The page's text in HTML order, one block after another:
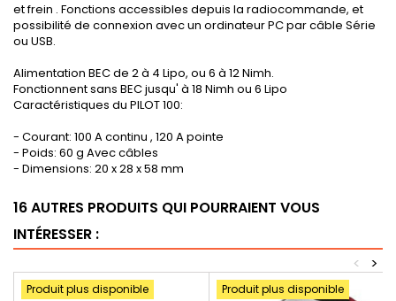
et frein . Fonctions accessibles depuis la radiocommande, et
possibilité de connexion avec un ordinateur PC par câble Série
ou USB.
Alimentation BEC de 2 à 4 Lipo, ou 6 à 12 Nimh.
Fonctionnent sans BEC jusqu' à 18 Nimh ou 6 Lipo
Caractéristiques du PILOT 100:
- Courant: 100 A continu , 120 A pointe
- Poids: 60 g Avec câbles
- Dimensions: 20 x 28 x 58 mm
16 AUTRES PRODUITS QUI POURRAIENT VOUS
INTÉRESSER :
>
<
Produit plus disponible Produit plus disponible